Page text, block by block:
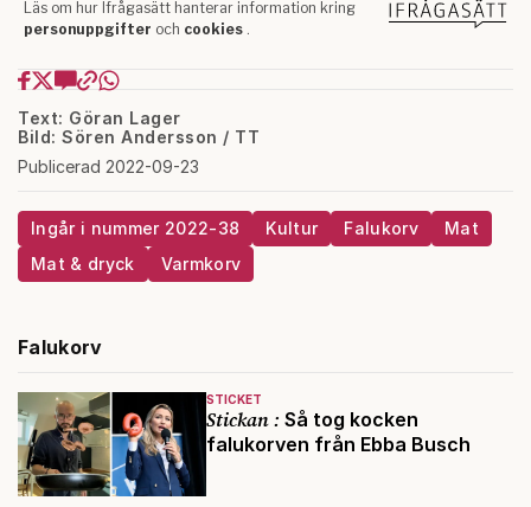
Text: Göran Lager
Bild: Sören Andersson / TT
Publicerad 2022-09-23
Ingår i nummer 2022-38 Kultur Falukorv
Mat
Mat & dryck
Varmkorv
Falukorv
STICKET
Stickan : Så tog kocken
falukorven från Ebba Busch